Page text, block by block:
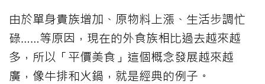
由於單身貴族增加、原物料上漲、生活步調忙
碌……等原因，現在的外食族相比過去越來越
多，所以「平價美食」這個概念發展越來越
廣，像牛排和火鍋，就是經典的例子。